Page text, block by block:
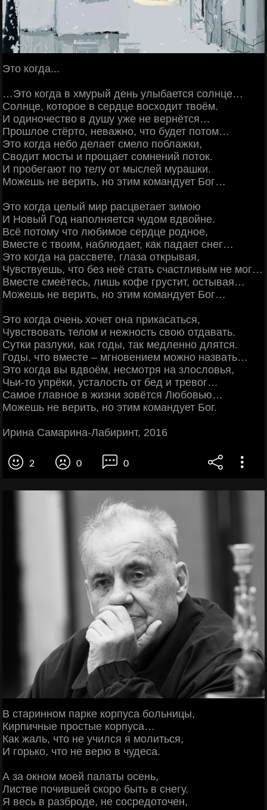
Это когда...
…Это когда в хмурый день улыбается солнце…
Солнце, которое в сердце восходит твоём.
И одиночество в душу уже не вернётся…
Прошлое стёрто, неважно, что будет потом…
Это когда небо делает смело поблажки,
Сводит мосты и прощает сомнений поток.
И пробегают по телу от мыслей мурашки.
Можешь не верить, но этим командует Бог…
Это когда целый мир расцветает зимою
И Новый Год наполняется чудом вдвойне.
Всё потому что любимое сердце родное,
Вместе с твоим, наблюдает, как падает снег…
Это когда на рассвете, глаза открывая,
Чувствуешь, что без неё стать счастливым не мог…
Вместе смеётесь, лишь кофе грустит, остывая…
Можешь не верить, но этим командует Бог…
Это когда очень хочет она прикасаться,
Чувствовать телом и нежность свою отдавать.
Сутки разлуки, как годы, так медленно длятся.
Годы, что вместе – мгновением можно назвать…
Это когда вы вдвоём, несмотря на злословья,
Чьи-то упрёки, усталость от бед и тревог…
Самое главное в жизни зовётся Любовью…
Можешь не верить, но этим командует Бог.
Ирина Самарина-Лабиринт, 2016
2 0 0
В старинном парке корпуса больницы,
Кирпичные простые корпуса…
Как жаль, что не учился я молиться,
И горько, что не верю в чудеса.
А за окном моей палаты осень,
Листве почившей скоро быть в снегу.
Я весь в разброде, не сосредоточен,